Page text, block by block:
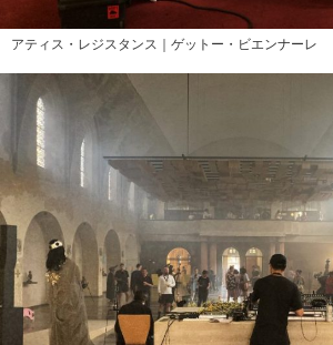
アティス・レジスタンス｜ゲットー・ビエンナーレ